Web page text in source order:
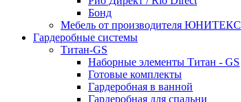
Бонд
Мебель от производителя ЮНИТЕКС
Гардеробные системы
Титан-GS
Наборные элементы Титан - GS
Готовые комплекты
Гардеробная в ванной
Гардеробная для спальни